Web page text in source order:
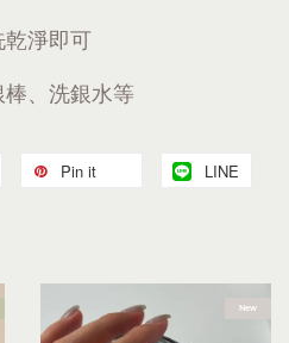
淨即可
、洗銀水等
Pin it LINE
New